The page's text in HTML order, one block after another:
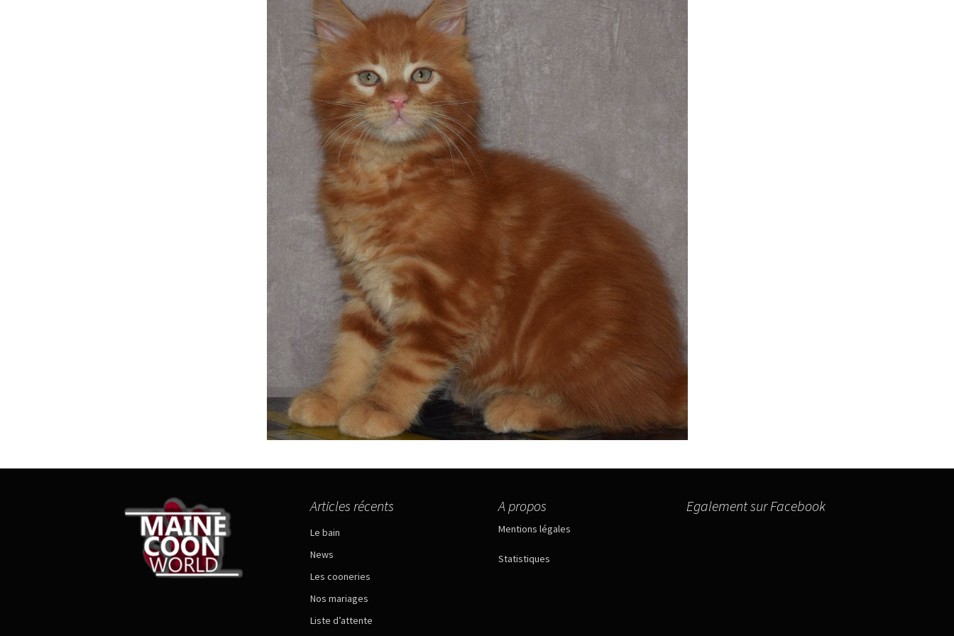
Articles récents
Le bain
News
Les cooneries
Nos mariages
Liste d’attente
A propos
Mentions légales
Statistiques
Egalement sur Facebook